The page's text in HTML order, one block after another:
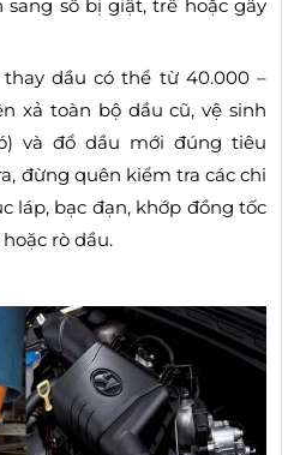
số bị giật, trễ hoặc gây
dầu có thể từ 40.000 –
xả toàn bộ dầu cũ, vệ sinh
và đổ dầu mới đúng tiêu
đừng quên kiểm tra các chi
láp, bạc đạn, khớp đồng tốc
rò dầu.